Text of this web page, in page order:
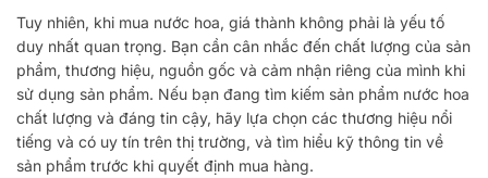
Tuy nhiên, khi mua nước hoa, giá thành không phải là yếu tố
duy nhất quan trọng. Bạn cần cân nhắc đến chất lượng của sản
phẩm, thương hiệu, nguồn gốc và cảm nhận riêng của mình khi
sử dụng sản phẩm. Nếu bạn đang tìm kiếm sản phẩm nước hoa
chất lượng và đáng tin cậy, hãy lựa chọn các thương hiệu nổi
tiếng và có uy tín trên thị trường, và tìm hiểu kỹ thông tin về
sản phẩm trước khi quyết định mua hàng.